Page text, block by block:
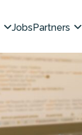
JobsPartners